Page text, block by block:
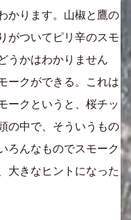
かります。山椒と鷹の
がついてピリ辛のスモ
うかはわかりません
ークができる。これは
ークというと、桜チッ
の中で、そういうもの
ろんなものでスモーク
大きなヒントになった